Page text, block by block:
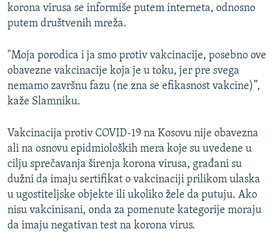
korona virusa se informiše putem interneta, odnosno
putem društvenih mreža.
"Moja porodica i ja smo protiv vakcinacije, posebno ove
obavezne vakcinacije koja je u toku, jer pre svega
nemamo završnu fazu (ne zna se efikasnost vakcine)”,
kaže Slamniku.
Vakcinacija protiv COVID-19 na Kosovu nije obavezna
ali na osnovu epidmioloških mera koje su uvedene u
cilju sprečavanja širenja korona virusa, građani su
dužni da imaju sertifikat o vakcinaciji prilikom ulaska
u ugostiteljske objekte ili ukoliko žele da putuju. Ako
nisu vakcinisani, onda za pomenute kategorije moraju
da imaju negativan test na korona virus.